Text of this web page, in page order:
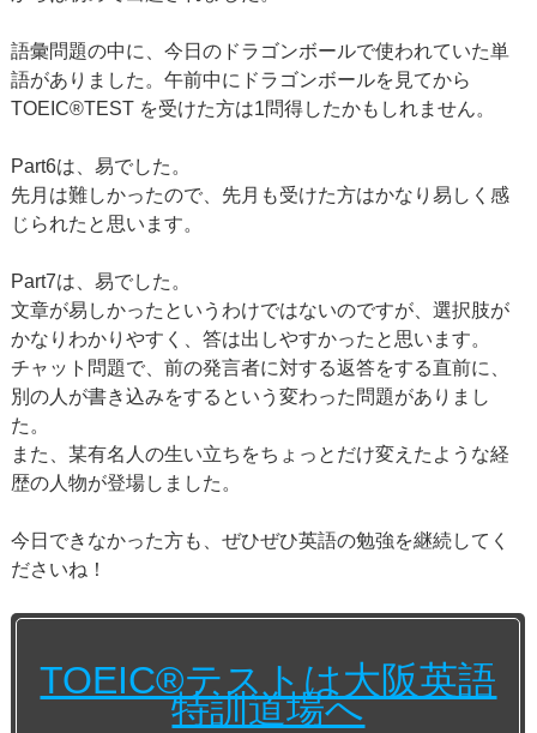
語彙問題の中に、今日のドラゴンボールで使われていた単
語がありました。午前中にドラゴンボールを見てから
TOEIC®TEST を受けた方は1問得したかもしれません。
Part6は、易でした。
先月は難しかったので、先月も受けた方はかなり易しく感
じられたと思います。
Part7は、易でした。
文章が易しかったというわけではないのですが、選択肢が
かなりわかりやすく、答は出しやすかったと思います。
チャット問題で、前の発言者に対する返答をする直前に、
別の人が書き込みをするという変わった問題がありまし
た。
また、某有名人の生い立ちをちょっとだけ変えたような経
歴の人物が登場しました。
今日できなかった方も、ぜひぜひ英語の勉強を継続してく
ださいね！
TOEIC®テストは大阪英語
特訓道場へ